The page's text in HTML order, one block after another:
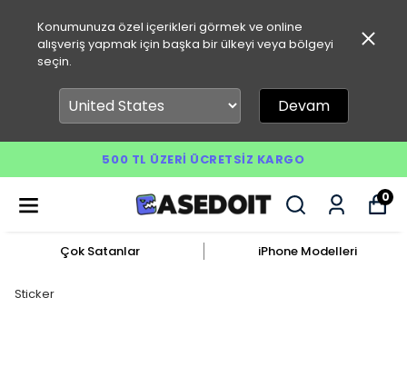
Konumunuza özel içerikleri görmek ve online
alışveriş yapmak için başka bir ülkeyi veya bölgeyi
seçin.
Devam
500 TL ÜZERI ÜCRETSIZ KARGO
0
Çok Satanlar iPhone Modelleri
Sticker